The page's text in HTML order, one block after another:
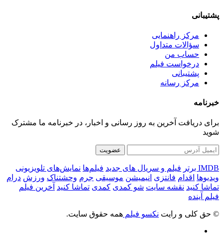
پشتیبانی
مرکز راهنمایی
سؤالات متداول
حساب من
درخواست فیلم
پشتیبانی
مرکز رسانه
خبرنامه
برای دریافت آخرین به روز رسانی و اخبار، در خبرنامه ما مشترک
شوید
عضویت
IMDB برتر فیلم و سریال های جدید فیلم‌ها نمایش‌های تلویزیونی
ویدیوها اقدام فانتزی انیمیشن موسیقی جرم وحشتناک ورزش درام
تماشا کنید نقشه سایت شو کمدی کمدی تماشا کنید آخرین فیلم
فیلم آینده
© حق کلی و رایت نکسو فیلم همه حقوق سایت.